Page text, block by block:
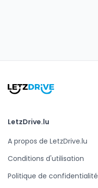
LetzDrive.lu
A propos de LetzDrive.lu
Conditions d'utilisation
Politique de confidentialité